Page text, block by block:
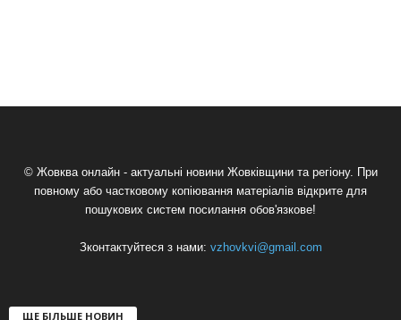
© Жовква онлайн - актуальні новини Жовківщини та регіону. При
повному або частковому копіювання матеріалів відкрите для
пошукових систем посилання обов'язкове!
Зконтактуйтеся з нами: vzhovkvi@gmail.com
ЩЕ БІЛЬШЕ НОВИН